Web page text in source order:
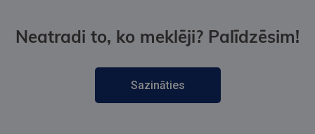
Neatradi to, ko meklēji? Palīdzēsim!
Sazināties